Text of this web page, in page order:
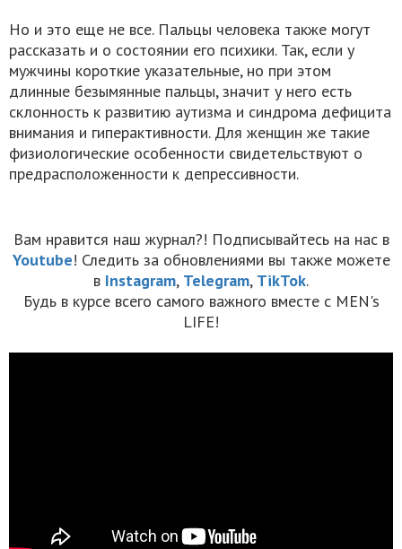
Но и это еще не все. Пальцы человека также могут
рассказать и о состоянии его психики. Так, если у
мужчины короткие указательные, но при этом
длинные безымянные пальцы, значит у него есть
склонность к развитию аутизма и синдрома дефицита
внимания и гиперактивности. Для женщин же такие
физиологические особенности свидетельствуют о
предрасположенности к депрессивности.
Вам нравится наш журнал?! Подписывайтесь на нас в
Youtube! Следить за обновлениями вы также можете
в Instagram, Telegram, TikTok.
Будь в курсе всего самого важного вместе с MEN's
LIFE!